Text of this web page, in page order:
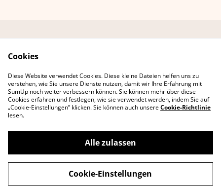
Datenschutzbestimmu
Erklärung zur
Barrierefreiheit
©2026Lee D. Böhm
powered by
Cookies
Diese Website verwendet Cookies. Diese kleine Dateien helfen uns zu
verstehen, wie Sie unsere Dienste nutzen, damit wir Ihre Erfahrung mit
SumUp noch weiter verbessern können. Sie können mehr über diese
Cookies erfahren und festlegen, wie sie verwendet werden, indem Sie auf
„Cookie-Einstellungen” klicken. Sie können auch unsereCookie-Richtlinie
lesen.
Alle zulassen
Cookie-Einstellungen